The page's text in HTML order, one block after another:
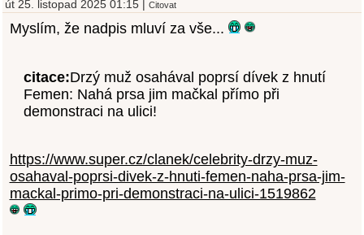
út 25. listopad 2025 01:15 | Citovat
Myslím, že nadpis mluví za vše...
citace:Drzý muž osahával poprsí dívek z hnutí
Femen: Nahá prsa jim mačkal přímo při
demonstraci na ulici!
https://www.super.cz/clanek/celebrity-drzy-muz-
osahaval-poprsi-divek-z-hnuti-femen-naha-prsa-jim-
mackal-primo-pri-demonstraci-na-ulici-1519862